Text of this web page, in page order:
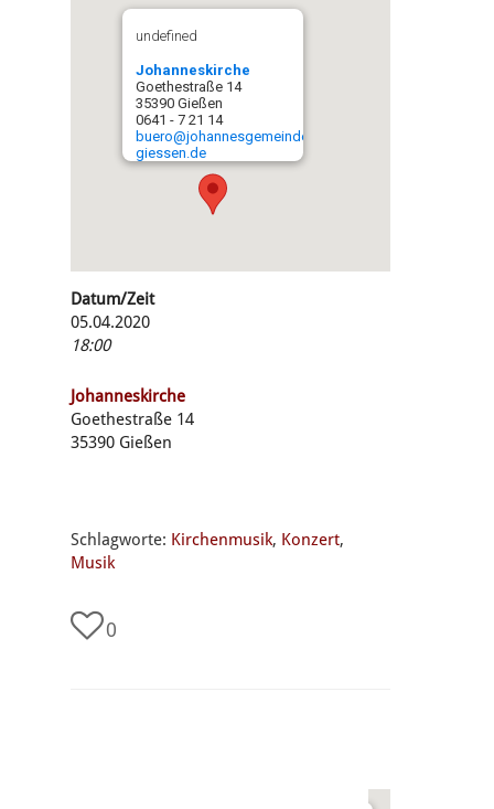
undefined
Johanneskirche
Goethestraße 14
35390 Gießen
0641 - 7 21 14
buero@johannesgemeinde-
giessen.de
Datum/Zeit
05.04.2020
18:00
Johanneskirche
Goethestraße 14
35390 Gießen
Schlagworte: Kirchenmusik, Konzert,
Musik
0